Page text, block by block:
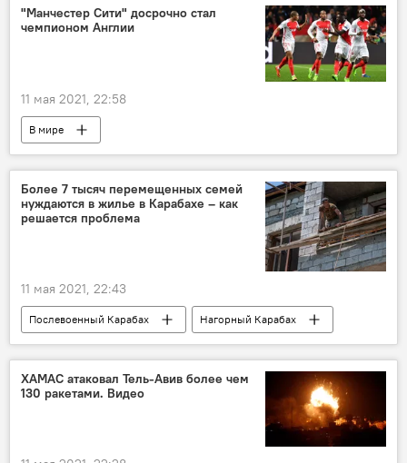
Новости Армения
залог
"Манчестер Сити" досрочно стал
чемпионом Англии
11 мая 2021, 22:58
В мире
Более 7 тысяч перемещенных семей
нуждаются в жилье в Карабахе – как
решается проблема
11 мая 2021, 22:43
Послевоенный Карабах
Нагорный Карабах
семья
война власть
ХАМАС атаковал Тель-Авив более чем
130 ракетами. Видео